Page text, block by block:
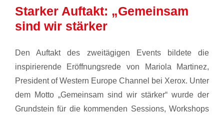
Starker Auftakt: „Gemeinsam
sind wir stärker
Den Auftakt des zweitägigen Events bildete die
inspirierende Eröffnungsrede von Mariola Martinez,
President of Western Europe Channel bei Xerox. Unter
dem Motto „Gemeinsam sind wir stärker“ wurde der
Grundstein für die kommenden Sessions, Workshops